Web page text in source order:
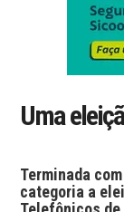
Uma
Terminada
categoria a